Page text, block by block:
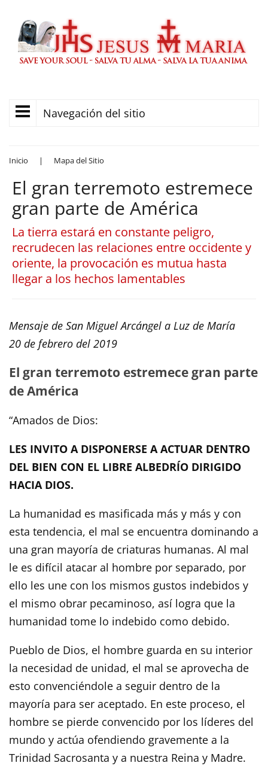
Navegación del sitio
Inicio | Mapa del Sitio
El gran terremoto estremece
gran parte de América
La tierra estará en constante peligro,
recrudecen las relaciones entre occidente y
oriente, la provocación es mutua hasta
llegar a los hechos lamentables
Mensaje de San Miguel Arcángel a Luz de María
20 de febrero del 2019
El gran terremoto estremece gran parte
de América
“Amados de Dios:
LES INVITO A DISPONERSE A ACTUAR DENTRO
DEL BIEN CON EL LIBRE ALBEDRÍO DIRIGIDO
HACIA DIOS.
La humanidad es masificada más y más y con
esta tendencia, el mal se encuentra dominando a
una gran mayoría de criaturas humanas. Al mal
le es difícil atacar al hombre por separado, por
ello les une con los mismos gustos indebidos y
el mismo obrar pecaminoso, así logra que la
humanidad tome lo indebido como debido.
Pueblo de Dios, el hombre guarda en su interior
la necesidad de unidad, el mal se aprovecha de
esto convenciéndole a seguir dentro de la
mayoría para ser aceptado. En este proceso, el
hombre se pierde convencido por los líderes del
mundo y actúa ofendiendo gravemente a la
Trinidad Sacrosanta y a nuestra Reina y Madre.